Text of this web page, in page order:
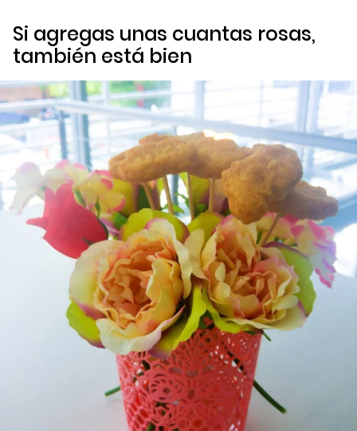
Si agregas unas cuantas rosas,
también está bien